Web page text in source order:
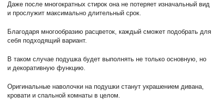
Даже после многократных стирок она не потеряет изначальный вид
и прослужит максимально длительный срок.
Благодаря многообразию расцветок, каждый сможет подобрать для
себя подходящий вариант.
В таком случае подушка будет выполнять не только основную, но
и декоративную функцию.
Оригинальные наволочки на подушки станут украшением дивана,
кровати и спальной комнаты в целом.